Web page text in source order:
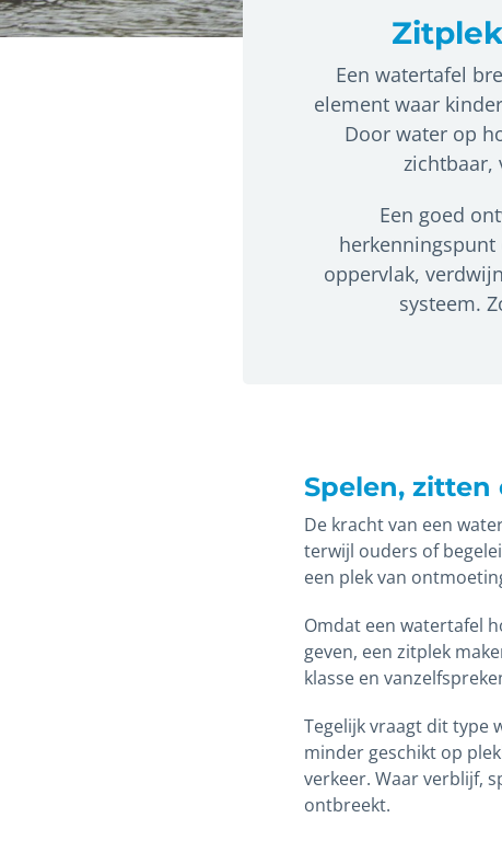
Een watertafel
element waar
Door water op
zichtbaar,
Een goed
oppervlak,
systeem.
Spelen,
De kracht van een
terwijl ouders of
een plek van
Omdat een watertafel
geven, een zitplek
klasse en
Tegelijk vraagt dit type
minder geschikt op
verkeer. Waar verblijf,
ontbreekt.